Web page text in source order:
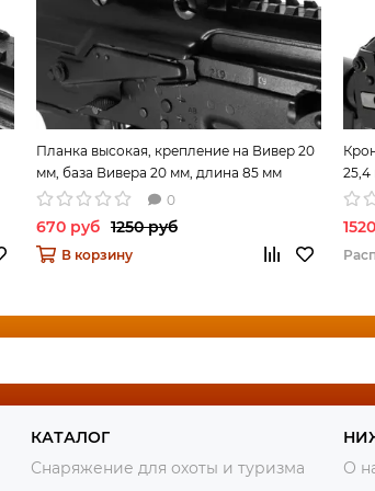
Планка высокая, крепление на Вивер 20
мм, база Вивера 20 мм, длина 85 мм
0
670 руб 1250 руб
В корзину
КАТАЛОГ
Снаряжение для охоты и туризма
О